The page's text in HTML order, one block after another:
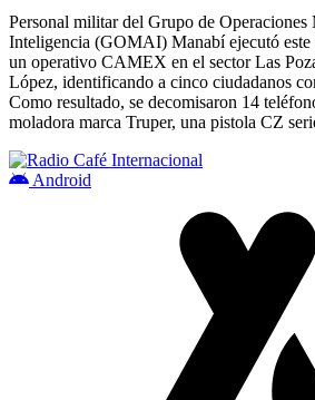
Personal militar del Grupo de
Inteligencia (GOMAI) Manabí ejecutó este
un operativo CAMEX en el sector Las
López, identificando a cinco ciudadanos
Como resultado, se decomisaron 14
moladora marca Truper, una pistola CZ
Android